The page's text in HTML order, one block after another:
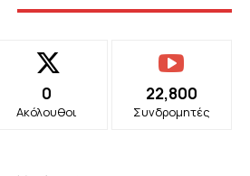
0
Ακόλουθοι
22,800
Συνδρομητές